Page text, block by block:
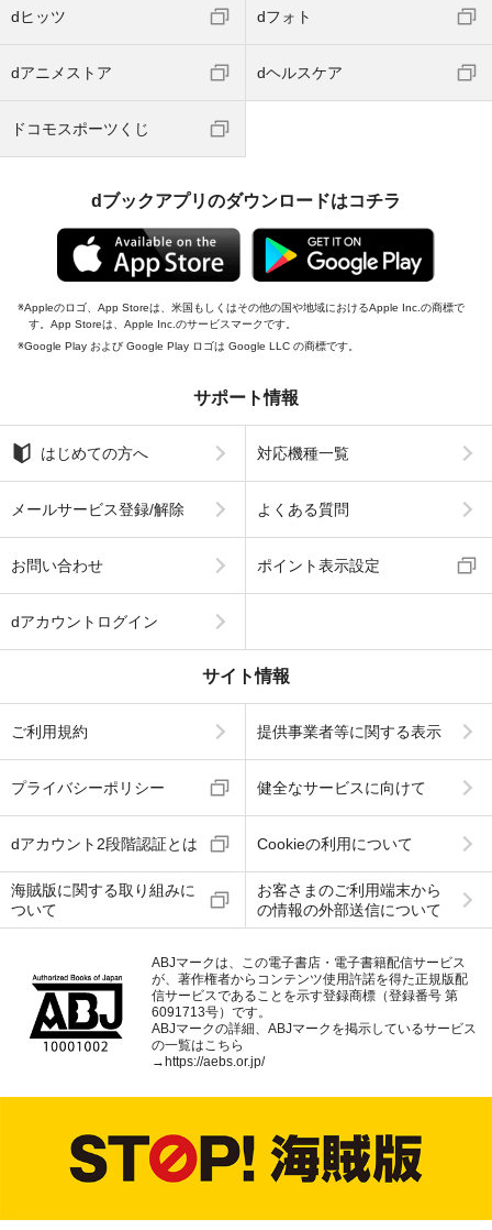
dヒッツ dフォト
dアニメストア dヘルスケア
ドコモスポーツくじ
dブックアプリのダウンロードはコチラ
Appleのロゴ、App Storeは、米国もしくはその他の国や地域におけるApple Inc.の商標で
す。App Storeは、Apple Inc.のサービスマークです。
Google Play および Google Play ロゴは Google LLC の商標です。
サポート情報
はじめての方へ 対応機種一覧
メールサービス登録/解除 よくある質問
お問い合わせ ポイント表示設定
dアカウントログイン
サイト情報
ご利用規約 提供事業者等に関する表示
プライバシーポリシー 健全なサービスに向けて
dアカウント2段階認証とは Cookieの利用について
海賊版に関する取り組みに
ついて
お客さまのご利用端末から
の情報の外部送信について
ABJマークは、この電子書店・電子書籍配信サービス
が、著作権者からコンテンツ使用許諾を得た正規版配
信サービスであることを示す登録商標（登録番号 第
6091713号）です。
ABJマークの詳細、ABJマークを掲示しているサービス
の一覧はこちら
→ https://aebs.or.jp/